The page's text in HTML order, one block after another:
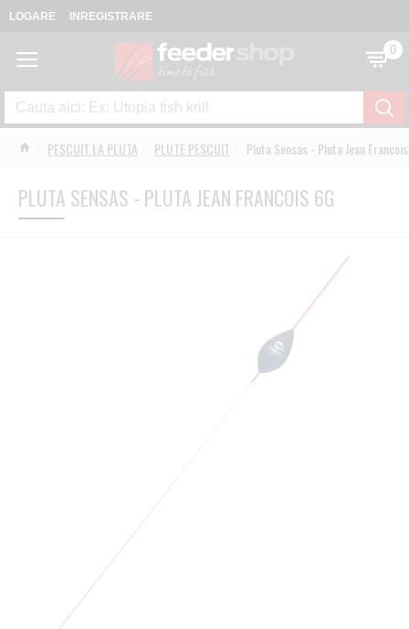
LOGARE INREGISTRARE
0
PESCUIT LA PLUTA PLUTE PESCUIT Pluta Sensas - Pluta Jean
PLUTA SENSAS - PLUTA JEAN FRANCOIS 6G